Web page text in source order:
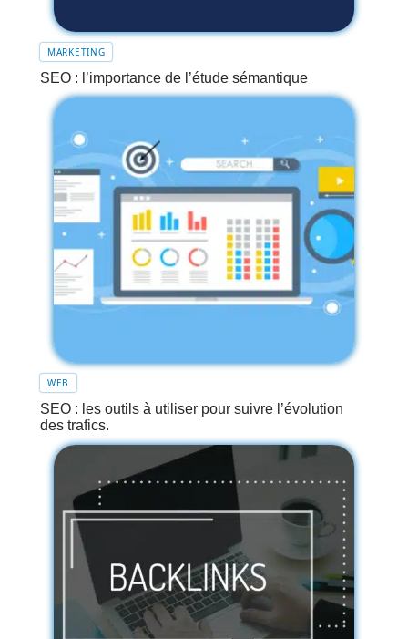
MARKETING
SEO : l’importance de l’étude sémantique
WEB
SEO : les outils à utiliser pour suivre l’évolution
des trafics.